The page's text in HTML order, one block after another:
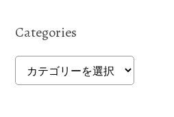
Categories
Categories